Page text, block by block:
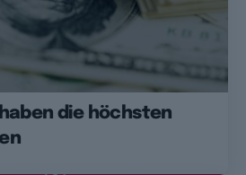
die höchsten